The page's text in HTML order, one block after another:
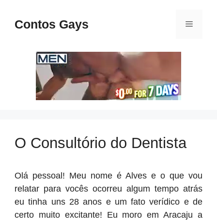
paraContos Gays Menu
O Consultório do Dentista
Olá pessoal! Meu nome é Alves e o que vou
relatar para vocês ocorreu algum tempo atrás
eu tinha uns 28 anos e um fato verídico e de
certo muito excitante! Eu moro em Aracaju a